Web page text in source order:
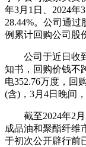
年3月1日、2024年
28.44%。公司通
例累计回购公司股
公司于近日收到
知书，回购价钱不
电352.76万度，回
(含)，3月4日晚间
截至2024年2月
成品油和聚酯纤维
于初次公开辟行前